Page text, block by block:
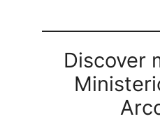
Discover